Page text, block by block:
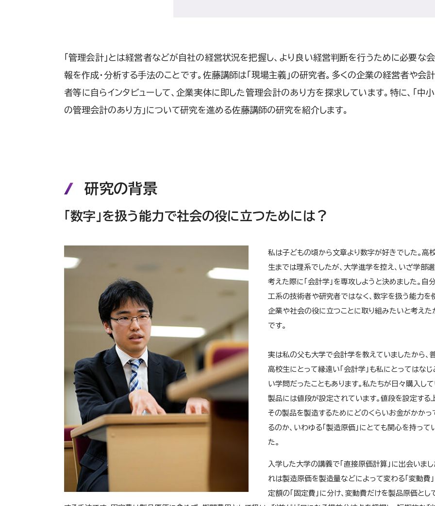
「管理会計」とは経営者などが自社の経営状況を把握し、より良い経営判断を行うために必要な
報を作成・分析する手法のことです。佐藤講師は「現場主義」の研究者。多くの企業の経営者や会
者等に自らインタビューして、企業実体に即した管理会計のあり方を探求しています。特に、「中
の管理会計のあり方」について研究を進める佐藤講師の研究を紹介します。
研究の背景
「数字」を扱う能力で社会の役に立つためには？
私は子どもの頃から文章より数字が好きでした。高
生までは理系でしたが、大学進学を控え、いざ学部
考えた際に「会計学」を専攻しようと決めました。自
工系の技術者や研究者ではなく、数字を扱う能力を
企業や社会の役に立つことに取り組みたいと考えた
です。
実は私の父も大学で会計学を教えていましたから、
高校生にとって縁遠い「会計学」も私にとってはなじ
い学問だったこともあります。私たちが日々購入し
製品には値段が設定されています。値段を設定する上
その製品を製造するためにどのくらいお金がかかっ
るのか、いわゆる「製造原価」にとても関心を持って
た。
入学した大学の講義で「直接原価計算」に出会いまし
れは製造原価を製造量などによって変わる「変動費
定額の「固定費」に分け、変動費だけを製品原価とし